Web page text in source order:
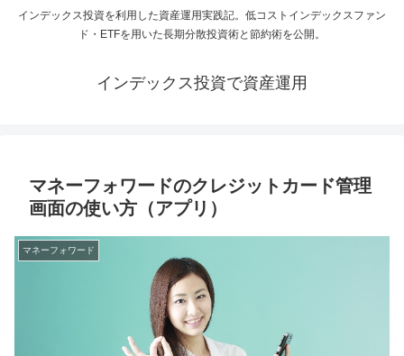
インデックス投資を利用した資産運用実践記。低コストインデックスファン
ド・ETFを用いた長期分散投資術と節約術を公開。
インデックス投資で資産運用
マネーフォワードのクレジットカード管理
画面の使い方（アプリ）
マネーフォワード